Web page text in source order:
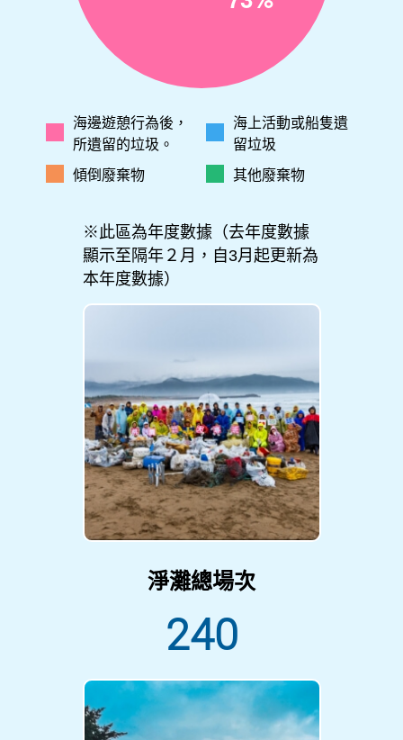
海邊遊憩行為後，
所遺留的垃圾。
海上活動或船隻遺
留垃圾
傾倒廢棄物
其他廢棄物
※此區為年度數據（去年度數據
顯示至隔年２月，自3月起更新為
本年度數據）
淨灘總場次
240